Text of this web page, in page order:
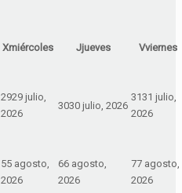
Xmiércoles Jjueves Vviernes
2929 julio,
2026
3030 julio, 2026
3131 julio,
2026
55 agosto,
2026
66 agosto,
2026
77 agosto,
2026